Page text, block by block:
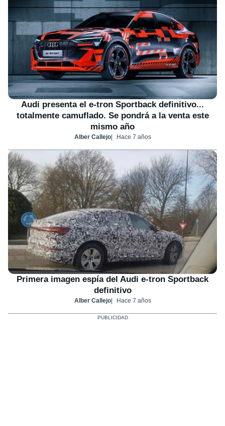
Audi presenta el e-tron Sportback definitivo...
totalmente camuflado. Se pondrá a la venta este
mismo año
Alber Callejo Hace 7 años
Primera imagen espía del Audi e-tron Sportback
definitivo
Alber Callejo Hace 7 años